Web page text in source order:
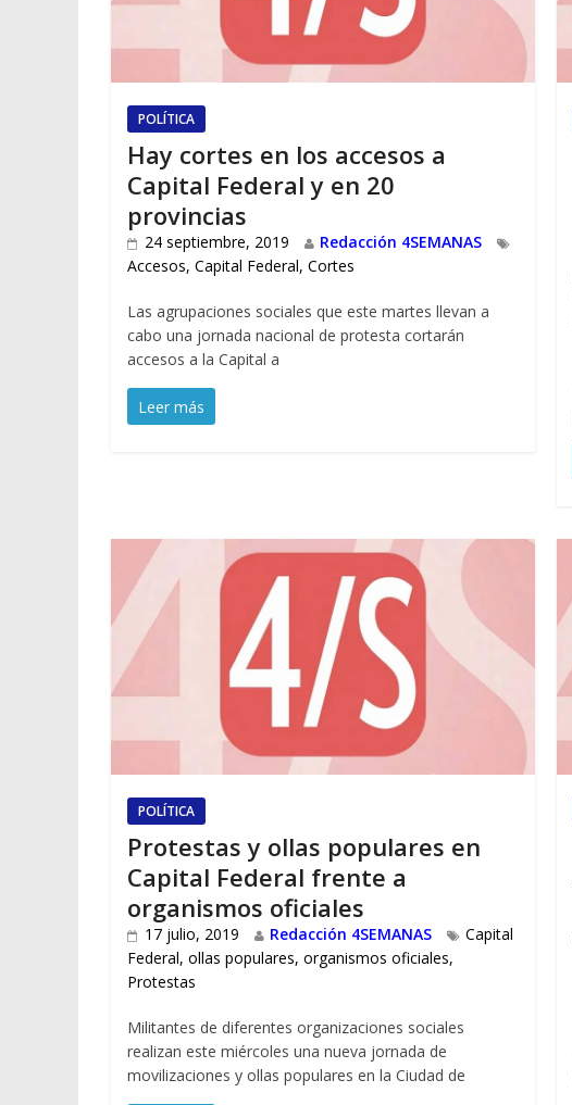
POLÍTICA
Hay cortes en los accesos a
Capital Federal y en 20
provincias
24 septiembre, 2019
Redacción 4SEMANAS
Accesos, Capital Federal, Cortes
Las agrupaciones sociales que este martes llevan a
cabo una jornada nacional de protesta cortarán
accesos a la Capital a
Leer más
POLÍTICA
Protestas y ollas populares en
Capital Federal frente a
organismos oficiales
17 julio, 2019 Redacción 4SEMANAS
Capital
Federal, ollas populares, organismos oficiales,
Protestas
Militantes de diferentes organizaciones sociales
realizan este miércoles una nueva jornada de
movilizaciones y ollas populares en la Ciudad de